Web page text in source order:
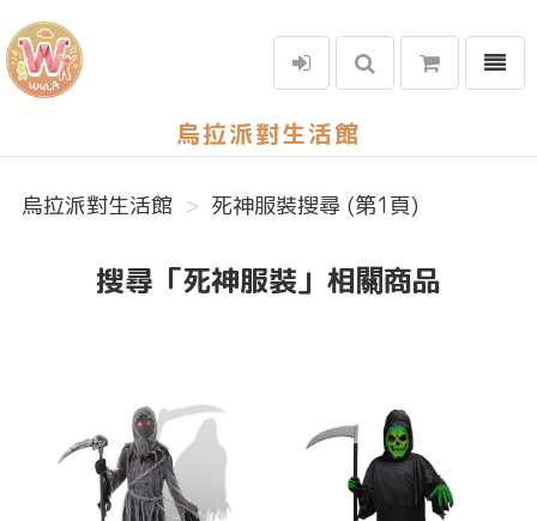
烏拉派對生活館
選單
烏拉派對生活館 死神服裝搜尋 (第1頁)
搜尋「死神服裝」相關商品